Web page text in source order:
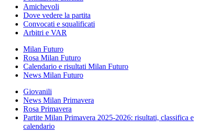
Amichevoli
Dove vedere la partita
Convocati e squalificati
Arbitri e VAR
Milan Futuro
Rosa Milan Futuro
Calendario e risultati Milan Futuro
News Milan Futuro
Giovanili
News Milan Primavera
Rosa Primavera
Partite Milan Primavera 2025-2026: risultati, classifica e
calendario